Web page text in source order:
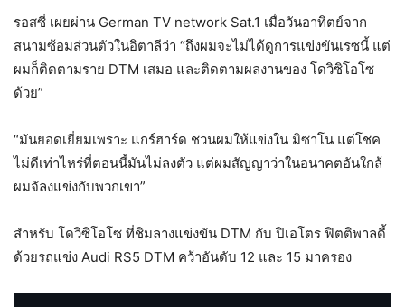
รอสซี่ เผยผ่าน German TV network Sat.1 เมื่อวันอาทิตย์จาก
สนามซ้อมส่วนตัวในอิตาลีว่า “ถึงผมจะไม่ได้ดูการแข่งขันเรซนี้ แต่
ผมก็ติดตามราย DTM เสมอ และติดตามผลงานของ โดวิซิโอโซ
ด้วย”
“มันยอดเยี่ยมเพราะ แกร์ฮาร์ด ชวนผมให้แข่งใน มิซาโน แต่โชค
ไม่ดีเท่าไหร่ที่ตอนนี้มันไม่ลงตัว แต่ผมสัญญาว่าในอนาคตอันใกล้
ผมจัลงแข่งกับพวกเขา”
สำหรับ โดวิซิโอโซ ที่ชิมลางแข่งขัน DTM กับ ปิเอโตร ฟิตติพาลดี้
ด้วยรถแข่ง Audi RS5 DTM คว้าอันดับ 12 และ 15 มาครอง